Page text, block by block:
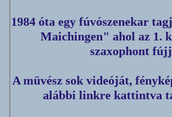
1984 óta egy fúvószenekar
Maichingen" ahol az 1.
szaxophont
A müvész sok videóját,
alábbi linkre kattintva